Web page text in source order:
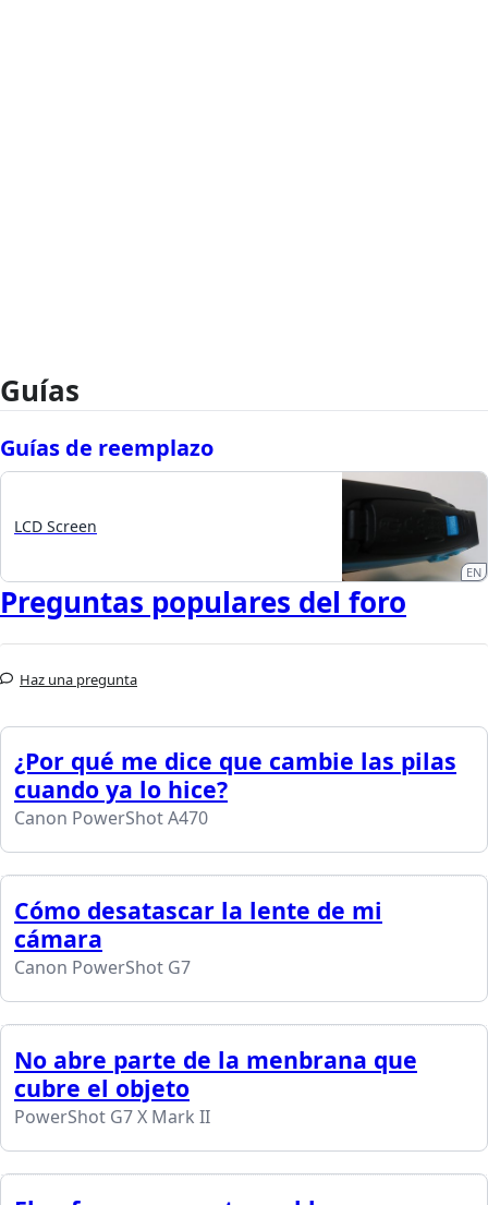
Guías
Guías de reemplazo
LCD Screen
EN
Preguntas populares del foro
Haz una pregunta
¿Por qué me dice que cambie las pilas
cuando ya lo hice?
Canon PowerShot A470
Cómo desatascar la lente de mi
cámara
Canon PowerShot G7
No abre parte de la menbrana que
cubre el objeto
PowerShot G7 X Mark II